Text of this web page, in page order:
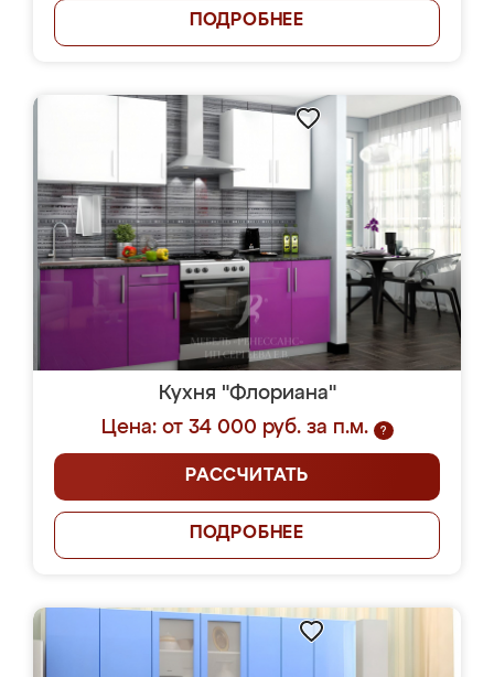
ПОДРОБНЕЕ
Кухня "Флориана"
Цена: от 34 000 руб. за п.м.
?
РАССЧИТАТЬ
ПОДРОБНЕЕ